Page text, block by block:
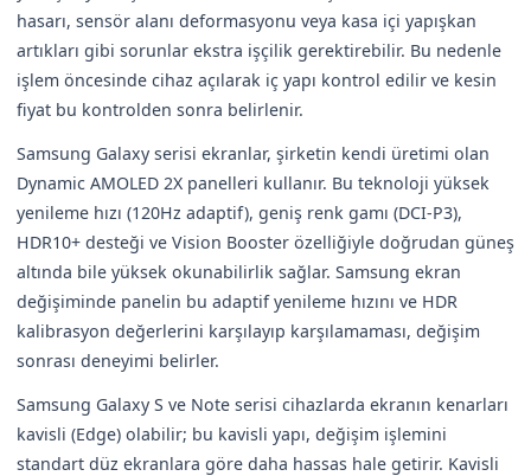
hasarı, sensör alanı deformasyonu veya kasa içi yapışkan
artıkları gibi sorunlar ekstra işçilik gerektirebilir. Bu nedenle
işlem öncesinde cihaz açılarak iç yapı kontrol edilir ve kesin
fiyat bu kontrolden sonra belirlenir.
Samsung Galaxy serisi ekranlar, şirketin kendi üretimi olan
Dynamic AMOLED 2X panelleri kullanır. Bu teknoloji yüksek
yenileme hızı (120Hz adaptif), geniş renk gamı (DCI-P3),
HDR10+ desteği ve Vision Booster özelliğiyle doğrudan güneş
altında bile yüksek okunabilirlik sağlar. Samsung ekran
değişiminde panelin bu adaptif yenileme hızını ve HDR
kalibrasyon değerlerini karşılayıp karşılamaması, değişim
sonrası deneyimi belirler.
Samsung Galaxy S ve Note serisi cihazlarda ekranın kenarları
kavisli (Edge) olabilir; bu kavisli yapı, değişim işlemini
standart düz ekranlara göre daha hassas hale getirir. Kavisli